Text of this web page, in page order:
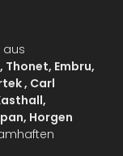
aus
Thonet, Embru,
, Carl
Horgen